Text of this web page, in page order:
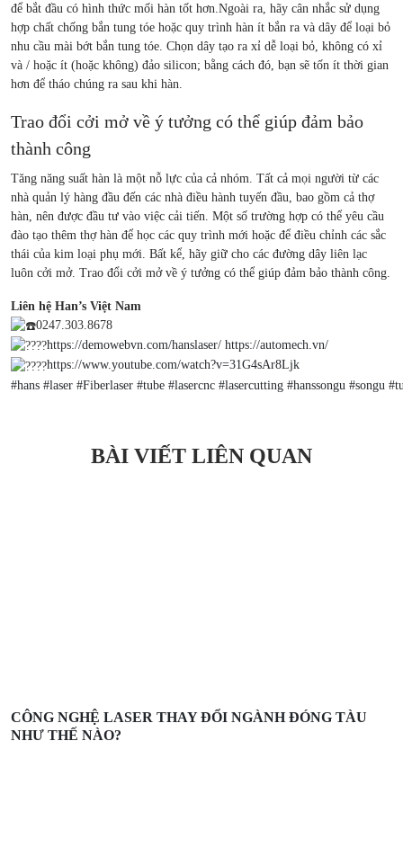
để bắt đầu có hình thức mối hàn tốt hơn. Ngoài ra, hãy cân nhắc sử dụng
hợp chất chống bắn tung tóe hoặc quy trình hàn ít bắn ra và dây để loại bỏ
nhu cầu mài bớt bắn tung tóe. Chọn dây tạo ra xỉ dễ loại bỏ, không có xỉ
và / hoặc ít (hoặc không) đảo silicon; bằng cách đó, bạn sẽ tốn ít thời gian
hơn để tháo chúng ra sau khi hàn.
Trao đổi cởi mở về ý tưởng có thể giúp đảm bảo
thành công
Tăng năng suất hàn là một nỗ lực của cả nhóm. Tất cả mọi người từ các
nhà quản lý hàng đầu đến các nhà điều hành tuyến đầu, bao gồm cả thợ
hàn, nên được đầu tư vào việc cải tiến. Một số trường hợp có thể yêu cầu
đào tạo thêm thợ hàn để học các quy trình mới hoặc để điều chỉnh các sắc
thái của kim loại phụ mới. Bất kể, hãy giữ cho các đường dây liên lạc
luôn cởi mở. Trao đổi cởi mở về ý tưởng có thể giúp đảm bảo thành công.
Liên hệ Han’s Việt Nam
0247.303.8678
https://demowebvn.com/hanslaser/ https://automech.vn/
https://www.youtube.com/watch?v=31G4sAr8Ljk
#hans #laser #Fiberlaser #tube #lasercnc #lasercutting #hanssongu #songu
BÀI VIẾT LIÊN QUAN
CÔNG NGHỆ LASER THAY ĐỔI NGÀNH ĐÓNG TÀU
NHƯ THẾ NÀO?